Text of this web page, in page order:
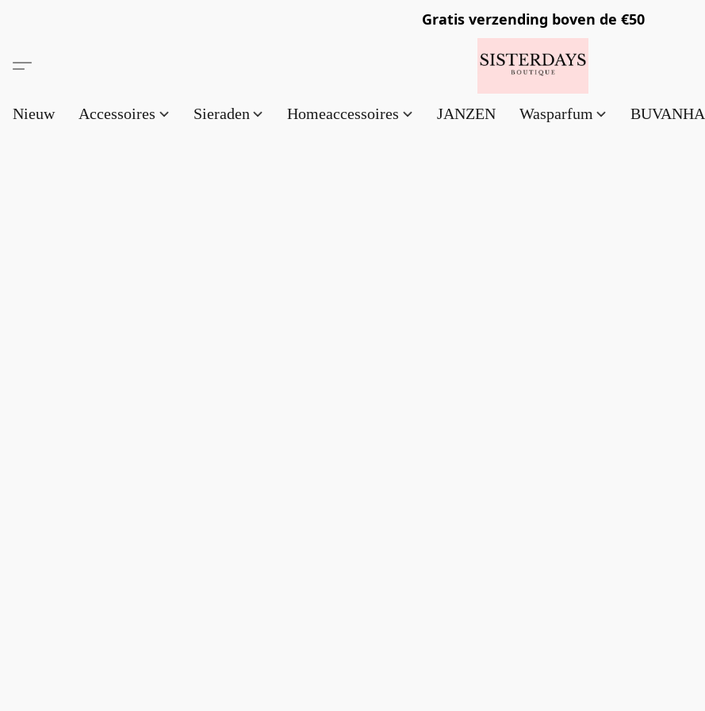
Gratis verzending boven de €50
Nieuw Accessoires Sieraden Homeaccessoires JANZEN Wasparfum BUVANHA